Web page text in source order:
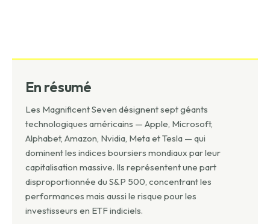
En résumé
Les Magnificent Seven désignent sept géants
technologiques américains — Apple, Microsoft,
Alphabet, Amazon, Nvidia, Meta et Tesla — qui
dominent les indices boursiers mondiaux par leur
capitalisation massive. Ils représentent une part
disproportionnée du S&P 500, concentrant les
performances mais aussi le risque pour les
investisseurs en ETF indiciels.